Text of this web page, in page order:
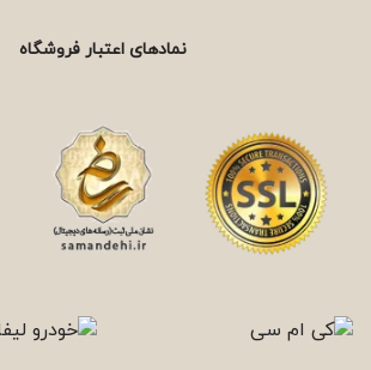
نمادهای اعتبار فروشگاه